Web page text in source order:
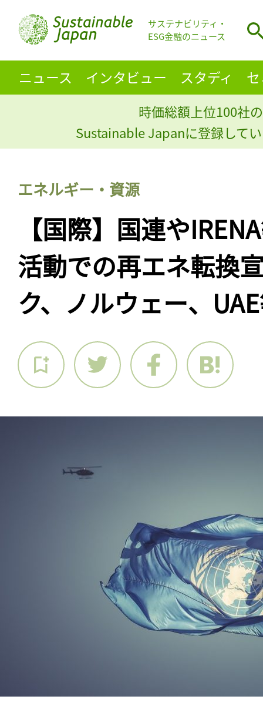
サステナビリティ・
ESG金融のニュース
ニュース インタビュー スタディ
時価総額上位100社
Sustainable Japanに登録して
エネルギー・資源
【国際】国連や
活動での再エネ転換
ク、ノルウェー、